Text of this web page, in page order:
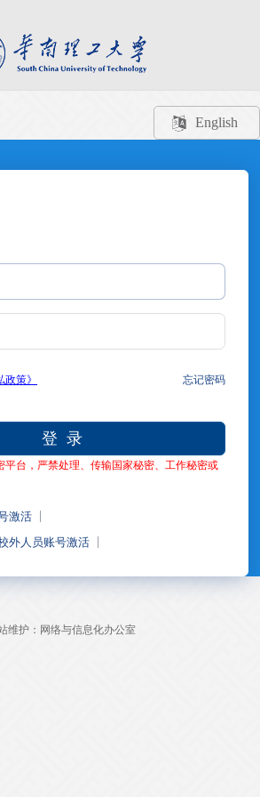
English
政策》 忘记密码
登 录
平台，严禁处理、传输国家秘密、工作秘密或
激活
外人员账号激活
维护：网络与信息化办公室